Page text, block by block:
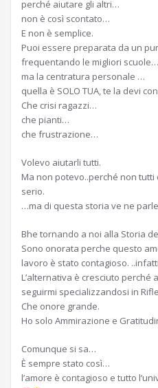
perché aiutare gli altri…
non è così scontato…
E non è semplice.
Puoi essere preparata da un
frequentando le migliori scuole…
ma la centratura personale …
quella è SOLO TUA, te la devi
Che crisi ragazzi…
che pianti…
che frustrazione…
Volevo aiutarli tutti.
Ma non potevo..perché non
serio.
…ma di questa storia ve ne
Bhe tornando a noi alla Storia
Sono onorata perche questo
lavoro è stato contagioso.
L’alternativa è cresciuto perché
seguirmi specializzandosi in
Che onore grande.
Ho solo Ammirazione e
Comunque si sa…
È sempre stato così…
l’amore è contagioso e tutto